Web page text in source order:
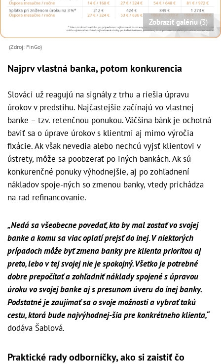
Zobraziť galériu (3)
(Zdroj: FinGo)
Najprv vlastná banka, potom konkurencia
Slováci už reagujú na signály z trhu a riešia úpravu
úrokov v predstihu. Najčastejšie začínajú vo vlastnej
banke – tzv. retenčnou ponukou. Väčšina bánk je ochotná
baviť sa o úprave úrokov s klientmi aj mimo výročia
fixácie. Ak však nevedia alebo nechcú vyjsť klientovi v
ústrety, môže sa poobzerať po iných bankách. Ak sú
konkurenčné ponuky výhodnejšie, aj po zohľadnení
nákladov spoje-ných so zmenou banky, vtedy prichádza
na rad refinancovanie.
„Nedá sa všeobecne povedať, kto by mal zostať vo svojej
banke a komu sa viac oplatí prejsť do inej. V niektorých
prípadoch môže byť zmena banky pre klienta prioritou aj
preto, lebo v tej svojej nie je spokojný. Všetko je potrebné
dobre prepočítať a zohľadniť náklady spojené s úpravou
úroku vo svojej banke aj s presunom úveru do inej banky.
Podstatné je zaujímať sa o svoje možnosti a vybrať takú
cestu, ktorá bude najvýhodnej-šia pre konkrétneho klienta,“
dodáva Šablová.
Praktické rady odborníčky, ako si zaistiť čo